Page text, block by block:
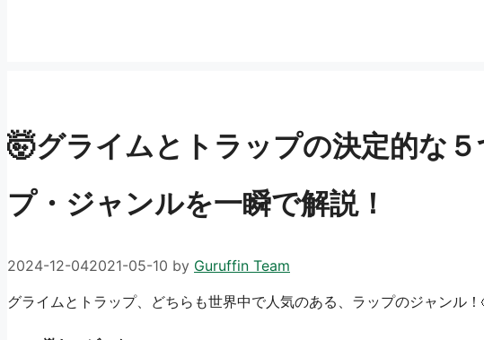
🤯グライムとトラップの決定的な
プ・ジャンルを一瞬で解説！
2024-12-042021-05-10 by Guruffin Team
グライムとトラップ、どちらも世界中で人気のある、ラップのジャンル！